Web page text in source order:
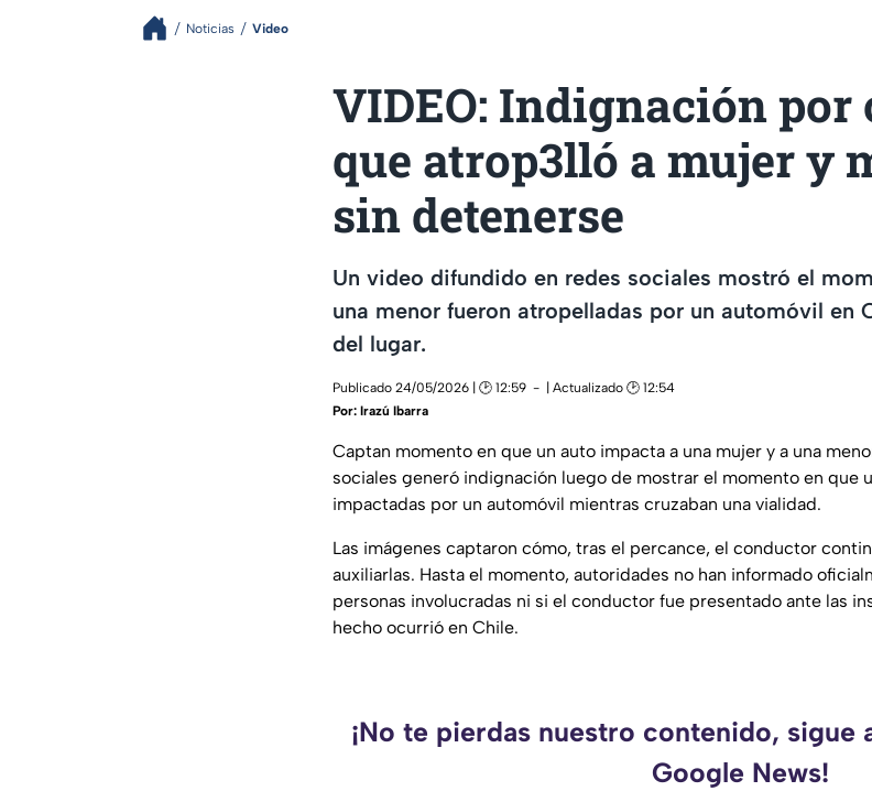
Noticias Video
VIDEO: Indignación por
que atrop3lló a mujer y
sin detenerse
Un video difundido en redes sociales mostró el
una menor fueron atropelladas por un automóvil en
del lugar.
Publicado 24/05/2026 | 🕑 12:59
| Actualizado 🕑 12:54
Por: Irazú Ibarra
Captan momento en que un auto impacta a una mujer y a una
sociales generó indignación luego de mostrar el momento en que
impactadas por un automóvil mientras cruzaban una vialidad.
Las imágenes captaron cómo, tras el percance, el conductor
auxiliarlas. Hasta el momento, autoridades no han informado
personas involucradas ni si el conductor fue presentado ante las
hecho ocurrió en Chile.
¡No te pierdas nuestro contenido, sigue
Google News!